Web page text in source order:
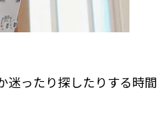
迷ったり探したりする時間